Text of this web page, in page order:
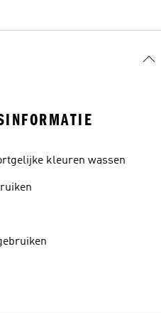
kleuren wassen